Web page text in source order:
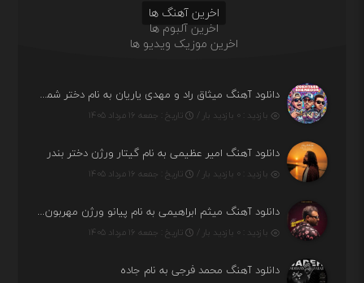
اخرین آهنگ ها
اخرین آلبوم ها
اخرین موزیک ویدیو ها
دانلود آهنگ میثاق راد و مهدی یاریان به نام دختر شمرون
بازدید : ۰ بازدید بار / تاریخ : جمعه ۱۶ مرداد ۱۴۰۵
دانلود آهنگ امیر عظیمی به نام گیتار ورژن دختر بندر
بازدید : ۰ بازدید بار / تاریخ : جمعه ۱۶ مرداد ۱۴۰۵
دانلود آهنگ میثم ابراهیمی به نام پیانو ورژن مهربون من
بازدید : ۰ بازدید بار / تاریخ : جمعه ۱۶ مرداد ۱۴۰۵
دانلود آهنگ محمد فرجی به نام جاده